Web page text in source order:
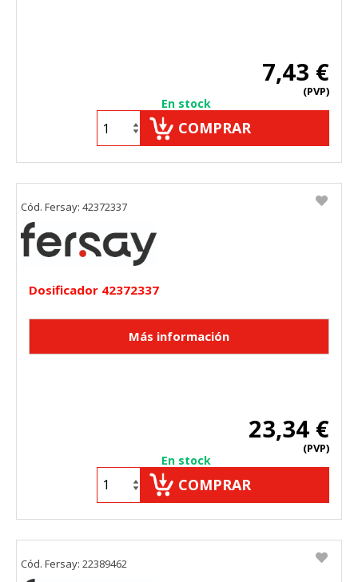
7,43 €
(PVP)
En stock
COMPRAR
Dosificador 42372337
23,34 €
(PVP)
En stock
COMPRAR
Cód. Fersay: 42372337
Cód. Fersay: 22389462